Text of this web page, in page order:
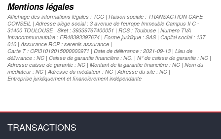
Mentions légales
Affichage des informations légales : TCC | Raison sociale : TRANSACTION CAFE
CONSEIL | Adresse siège social : 3 avenue de l'europe Immeuble Campus II C -
31400 TOULOUSE | Siret : 39339767400051 | RCS : Toulouse | Numero TVA
Intracommunautaire : FR48393397674 | Forme juridique : SAS | Capital social : 137
010 | Assurance RCP : serenis assurance |
Carte T : CPI31012015000000971 | Date de délivrance : 2021-09-13 | Lieu de
délivrance : NC | Caisse de garantie financière : NC. | N° de caisse de garantie : NC |
Adresse caisse de garantie : NC | Montant de la garantie financière : NC | Nom du
médiateur : NC | Adresse du médiateur : NC | Adresse du site : NC |
Entreprise juridiquement et financièrement indépendante
TRANSACTIONS